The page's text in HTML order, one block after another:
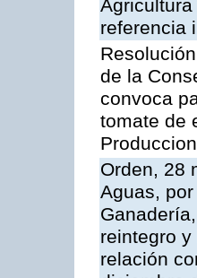
referencia
de la
convoca
tomate de
Orden, 28
Aguas,
reintegro
relación